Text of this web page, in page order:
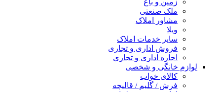
زمین و باغ
ملک صنعتی
مشاور املاک
ویلا
سایر خدمات املاک
فروش اداری و تجاری
اجاره اداری و تجاری
لوازم خانگی و شخصی
کالای خواب
فرش / گلیم / قالیچه